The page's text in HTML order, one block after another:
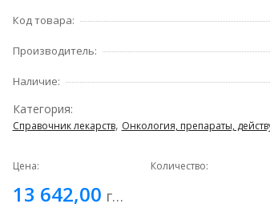
Код товара:
Производитель:
Наличие:
Категория:
Справочник лекарств, Онкология, препараты,
Цена:
13 642,00 грн
Количество: